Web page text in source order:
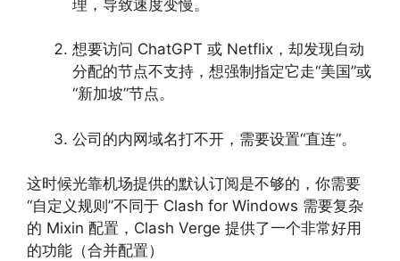
理，导致速度变慢。
想要访问 ChatGPT 或 Netflix，却发现自动
分配的节点不支持，想强制指定它走“美国”或
“新加坡”节点。
公司的内网域名打不开，需要设置“直连”。
这时候光靠机场提供的默认订阅是不够的，你需要
“自定义规则”不同于 Clash for Windows 需要复杂
的 Mixin 配置，Clash Verge 提供了一个非常好用
的功能（合并配置）